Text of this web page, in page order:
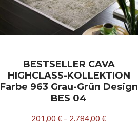
BESTSELLER CAVA
HIGHCLASS-KOLLEKTION
Farbe 963 Grau-Grün Design
BES 04
201,00 € – 2.784,00 €